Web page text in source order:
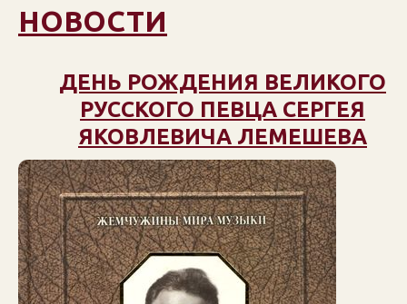
НОВОСТИ
ДЕНЬ РОЖДЕНИЯ ВЕЛИКОГО
РУССКОГО ПЕВЦА СЕРГЕЯ
ЯКОВЛЕВИЧА ЛЕМЕШЕВА